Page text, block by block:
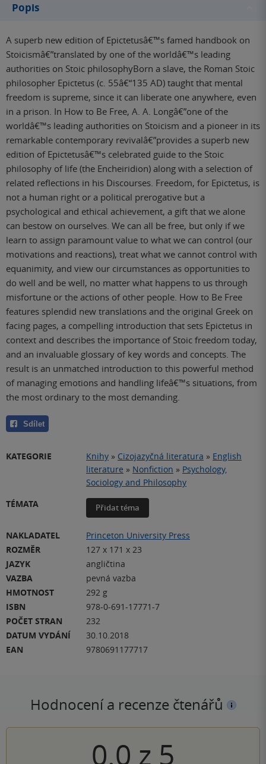
Popis
A superb new edition of Epictetusâ€™s famed handbook on
Stoicismâ€”translated by one of the worldâ€™s leading
authorities on Stoic philosophyBorn a slave, the Roman Stoic
philosopher Epictetus (c. 55â€“135 AD) taught that mental
freedom is supreme, since it can liberate one anywhere, even
in a prison. In How to Be Free, A. A. Longâ€”one of the
worldâ€™s leading authorities on Stoicism and a pioneer in its
remarkable contemporary revivalâ€”provides a superb new
edition of Epictetusâ€™s celebrated guide to the Stoic
philosophy of life (the Encheiridion) along with a selection of
related reflections in his Discourses. Freedom, for Epictetus, is
not a human right or a political prerogative but a
psychological and ethical achievement, a gift that we alone
can bestow on ourselves. We can all be free, but only if we
learn to assign paramount value to what we can control (our
motivations and reactions), treat what we cannot control with
equanimity, and view our circumstances as opportunities to
do well and be well, no matter what happens to us through
misfortune or the actions of other people. How to Be Free
features splendid new translations and the original Greek on
facing pages, a compelling introduction that sets Epictetus in
context and describes the importance of Stoic freedom today,
and an invaluable glossary of key words and concepts. The
result is an unmatched introduction to this powerful method
of managing emotions and handling lifeâ€™s situations, from
the most ordinary to the most demanding.
Sdílet
KATEGORIE Knihy » Cizojazyčná literatura » English
literature » Nonfiction » Psychology,
Sociology and Philosophy
TÉMATA
Přidat téma
NAKLADATEL
Princeton University Press
ROZMĚR
127 x 171 x 23
JAZYK
angličtina
VAZBA
pevná vazba
HMOTNOST
292 g
ISBN
978-0-691-17771-7
POČET STRAN
232
DATUM VYDÁNÍ
30.10.2018
EAN
9780691177717
Hodnocení a recenze čtenářů
0.0 z 5